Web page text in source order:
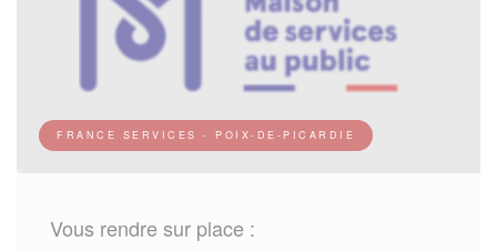
FRANCE SERVICES - POIX-DE-PICARDIE
Vous rendre sur place :